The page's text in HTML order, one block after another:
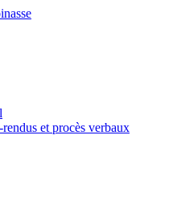
et procès verbaux